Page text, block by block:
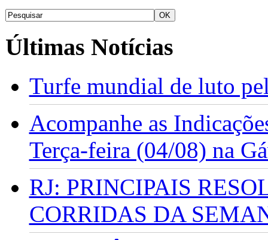
Últimas Notícias
Turfe mundial de luto
Acompanhe as
Terça-feira (04/08) na
RJ: PRINCIPAIS
CORRIDAS DA